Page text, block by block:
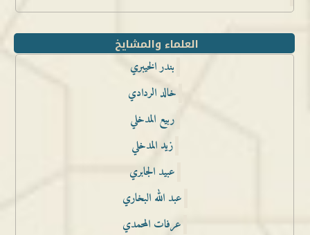
العلماء والمشايخ
بندر الخيبري
خالد الردادي
ربيع المدخلي
زيد المدخلي
عبيد الجابري
عبد الله البخاري
عرفات المحمدي